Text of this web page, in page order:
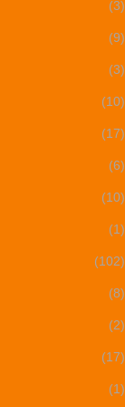
(3)
(9)
(3)
(10)
(17)
(6)
(10)
(1)
(102)
(8)
(2)
(17)
(1)